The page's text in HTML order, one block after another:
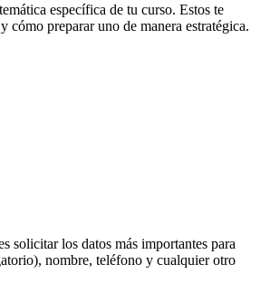
específica de tu curso. Estos te
cómo preparar uno de manera estratégica.
solicitar los datos más importantes para
nombre, teléfono y cualquier otro